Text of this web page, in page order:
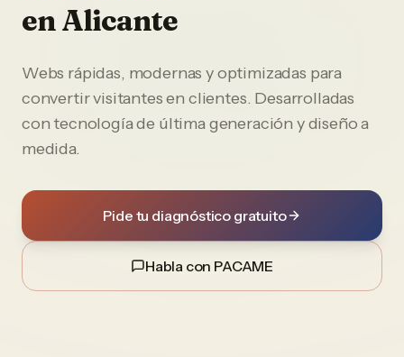
enAlicante
Webs rápidas, modernas y optimizadas para
convertir visitantes en clientes. Desarrolladas
con tecnología de última generación y diseño a
medida.
Pide tu diagnóstico gratuito
Habla con PACAME